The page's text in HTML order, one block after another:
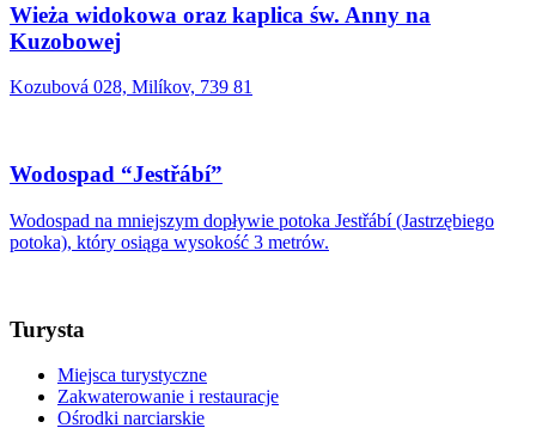
Wieża widokowa oraz kaplica św. Anny na
Kuzobowej
Kozubová 028, Milíkov, 739 81
Wodospad “Jestřábí”
Wodospad na mniejszym dopływie potoka Jestřábí (Jastrzębiego
potoka), który osiąga wysokość 3 metrów.
Turysta
Miejsca turystyczne
Zakwaterowanie i restauracje
Ośrodki narciarskie